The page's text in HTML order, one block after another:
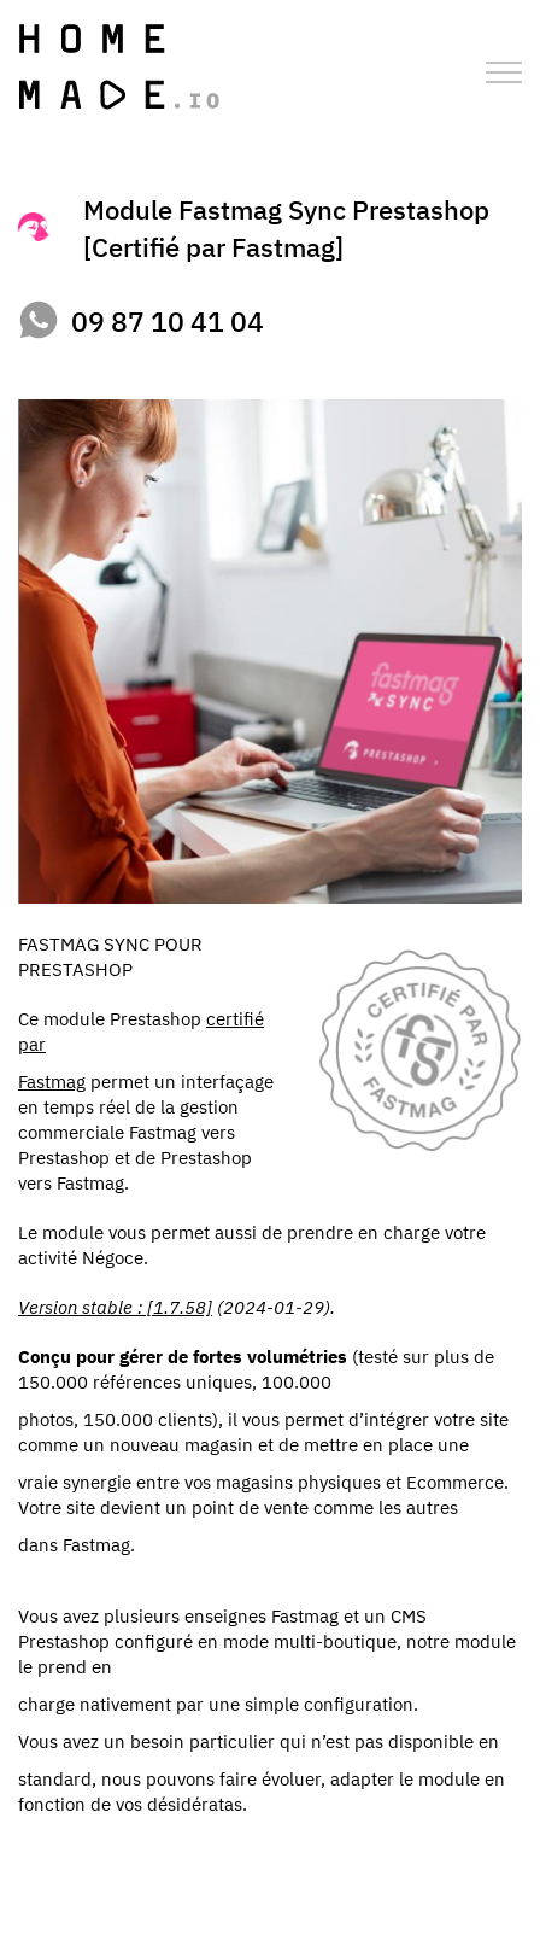
Module Fastmag Sync Prestashop
[Certifié par Fastmag]
09 87 10 41 04
FASTMAG SYNC POUR
PRESTASHOP
Ce module Prestashop certifié
par
Fastmag permet un interfaçage
en temps réel de la gestion
commerciale Fastmag vers
Prestashop et de Prestashop
vers Fastmag.
Le module vous permet aussi de prendre en charge votre
activité Négoce.
Version stable : [1.7.58] (2024-01-29).
Conçu pour gérer de fortes volumétries (testé sur plus de
150.000 références uniques, 100.000
photos, 150.000 clients), il vous permet d’intégrer votre site
comme un nouveau magasin et de mettre en place une
vraie synergie entre vos magasins physiques et Ecommerce.
Votre site devient un point de vente comme les autres
dans Fastmag.
Vous avez plusieurs enseignes Fastmag et un CMS
Prestashop configuré en mode multi-boutique, notre module
le prend en
charge nativement par une simple configuration.
Vous avez un besoin particulier qui n’est pas disponible en
standard, nous pouvons faire évoluer, adapter le module en
fonction de vos désidératas.